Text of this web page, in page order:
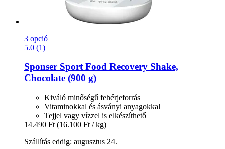
3 opció
5.0 (1)
Sponser Sport Food Recovery Shake,
Chocolate (900 g)
Kiváló minőségű fehérjeforrás
Vitaminokkal és ásványi anyagokkal
Tejjel vagy vízzel is elkészíthető
14.490 Ft (16.100 Ft / kg)
Szállítás eddig: augusztus 24.